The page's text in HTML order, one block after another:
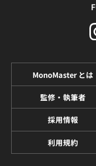
MonoMaster とは
監修・執筆者
採用情報
利用規約